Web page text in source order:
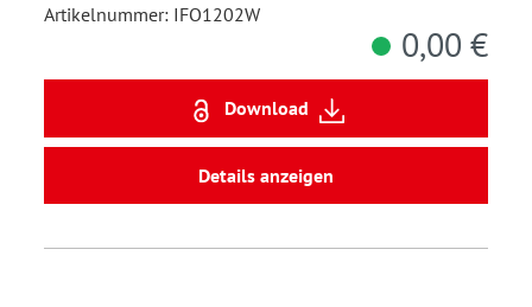
Artikelnummer: IFO1202W
0,00 €
Download
Details anzeigen